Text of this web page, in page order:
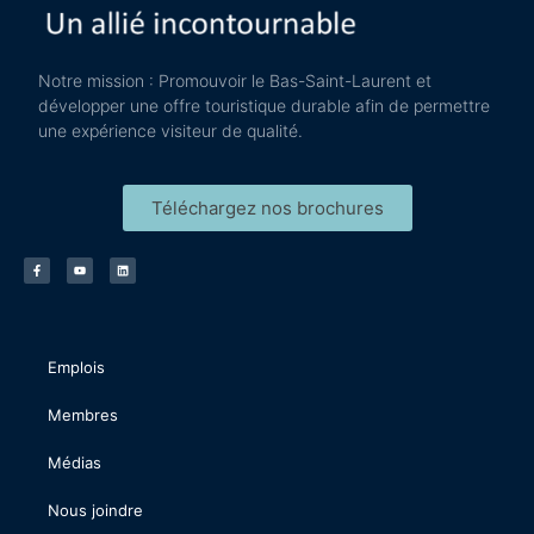
Notre mission : Promouvoir le Bas-Saint-Laurent et
développer une offre touristique durable afin de permettre
une expérience visiteur de qualité.
Téléchargez nos brochures
Emplois
Membres
Médias
Nous joindre